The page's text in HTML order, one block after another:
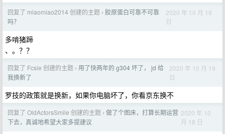
回复了 miaomiao2014 创建的主题 › 胶原蛋白可靠不可靠
吗？
2020 年 10 月 19
日
多啃猪蹄
、。？？
回复了 Fcsle 创建的主题 › 用了快两年的 g304 坏了， jd 给
我换新了
2020 年 10 月 19
日
罗技的政策就是换新，如果你电脑坏了，你看京东换不
回复了 OldActorsSmile 创建的主题 › 做了个图床，打算长期运营
下去，真诚地希望大家多提建议
2020 年 10
月 18 日